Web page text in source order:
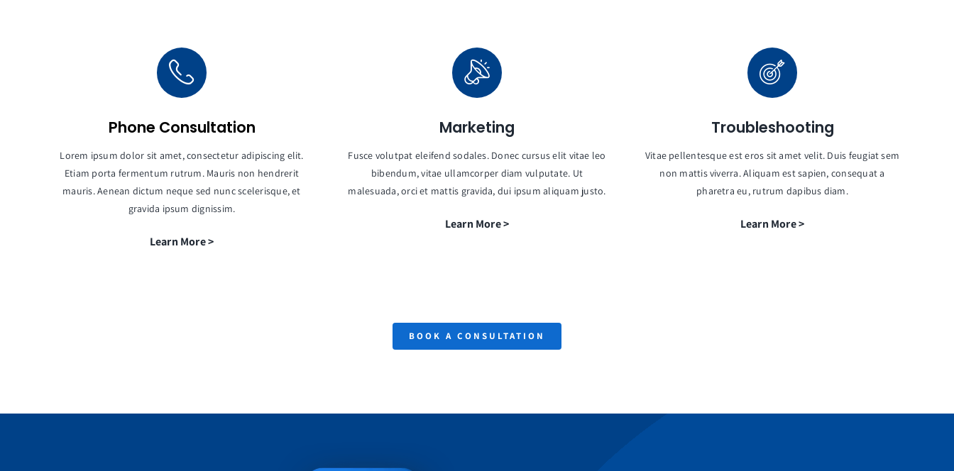
Phone Consultation
Lorem ipsum dolor sit amet, consectetur adipiscing elit.
Etiam porta fermentum rutrum. Mauris non hendrerit
mauris. Aenean dictum neque sed nunc scelerisque, et
gravida ipsum dignissim.
Learn More >
Marketing
Fusce volutpat eleifend sodales. Donec cursus elit vitae leo
bibendum, vitae ullamcorper diam vulputate. Ut
malesuada, orci et mattis gravida, dui ipsum aliquam justo.
Learn More >
Troubleshooting
Vitae pellentesque est eros sit amet velit. Duis feugiat sem
non mattis viverra. Aliquam est sapien, consequat a
pharetra eu, rutrum dapibus diam.
Learn More >
BOOK A CONSULTATION